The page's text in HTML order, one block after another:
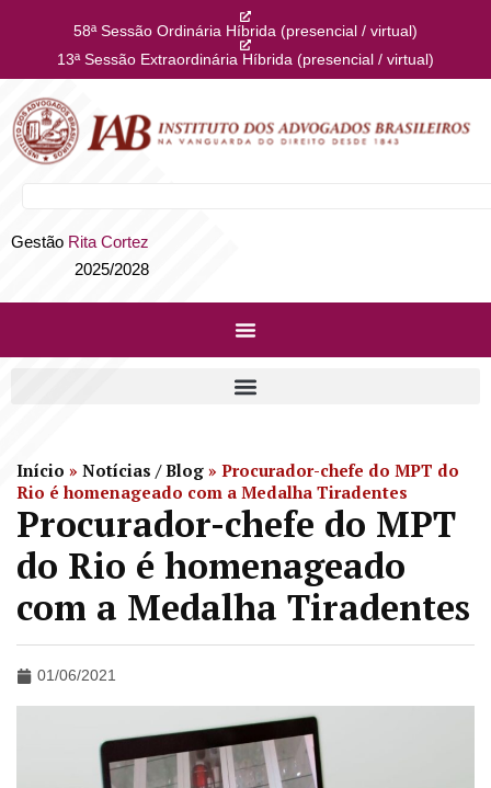
58ª Sessão Ordinária Híbrida (presencial / virtual)
13ª Sessão Extraordinária Híbrida (presencial / virtual)
Gestão Rita Cortez
2025/2028
Início » Notícias / Blog » Procurador-chefe do MPT do
Rio é homenageado com a Medalha Tiradentes
Procurador-chefe do MPT
do Rio é homenageado
com a Medalha Tiradentes
01/06/2021